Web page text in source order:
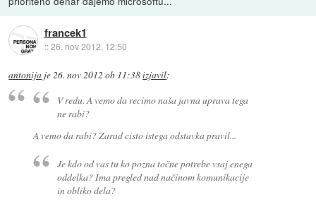
francek1
::26. nov 2012, 12:50
antonija je26. nov 2012 ob 11:38izjavil:
V redu. A vemo da recimo naša javna uprava tega
ne rabi?
A vemo da rabi? Zarad cisto istega odstavka pravil...
Je kdo od vas tu ko pozna točne potrebe vsaj enega
oddelka? Ima pregled nad načinom komunikacije
in obliko dela?